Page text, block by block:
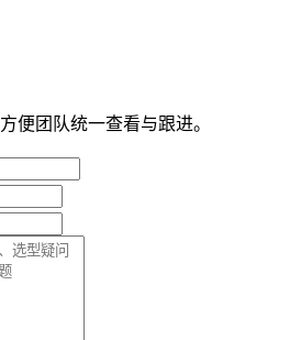
便团队统一查看与跟进。